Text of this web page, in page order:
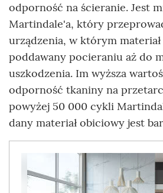
odporność na ścieranie. Jest
Martindale'a, który
urządzenia, w którym
poddawany pocieraniu aż do
uszkodzenia. Im wyższa
odporność tkaniny na
powyżej 50 000 cykli
dany materiał obiciowy jest